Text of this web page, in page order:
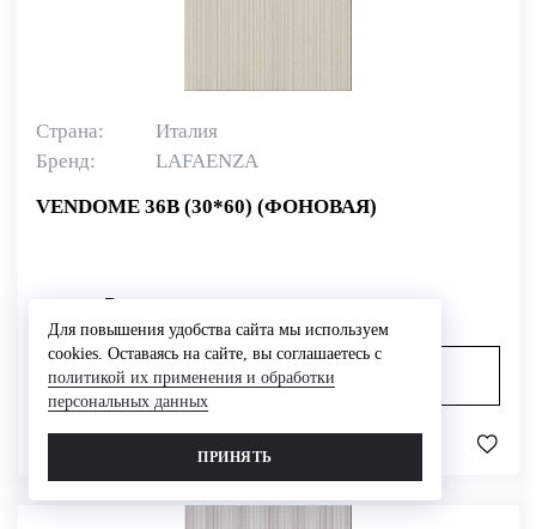
Страна:
Италия
Бренд:
LAFAENZA
VENDOME 36B (30*60) (ФОНОВАЯ)
1 758 ₽ / м
В корзину
Сравнить
Для повышения удобства сайта мы используем
cookies. Оставаясь на сайте, вы соглашаетесь с
политикой их применения и обработки
персональных данных
ПРИНЯТЬ